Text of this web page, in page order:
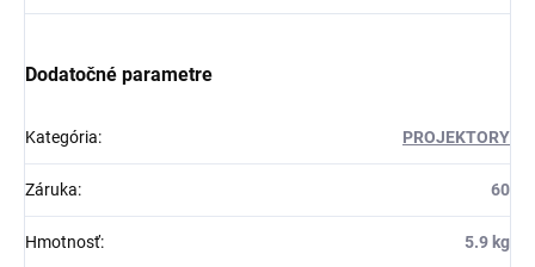
Dodatočné parametre
Kategória: PROJEKTORY
Záruka: 60
Hmotnosť: 5.9 kg